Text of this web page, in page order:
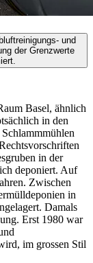
und
der Grenzwerte
Basel, ähnlich
in den
in der
deponiert. Auf
Zwischen
in
Damals
Erst 1980 war
im grossen Stil